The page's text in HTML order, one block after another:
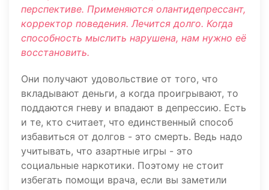
перспективе. Применяются олантидепрессант,
корректор поведения. Лечится долго. Когда
способность мыслить нарушена, нам нужно её
восстановить.
Они получают удовольствие от того, что
вкладывают деньги, а когда проигрывают, то
поддаются гневу и впадают в депрессию. Есть
и те, кто считает, что единственный способ
избавиться от долгов - это смерть. Ведь надо
учитывать, что азартные игры - это
социальные наркотики. Поэтому не стоит
избегать помощи врача, если вы заметили